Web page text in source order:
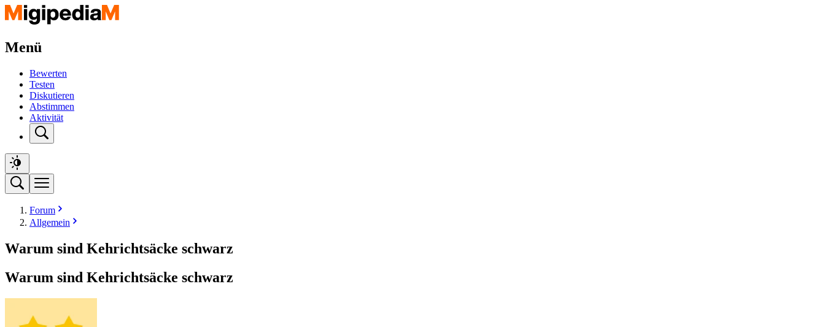
Menü
Bewerten
Testen
Diskutieren
Abstimmen
Aktivität
Forum
Allgemein
Warum sind Kehrichtsäcke schwarz
Warum sind Kehrichtsäcke schwarz